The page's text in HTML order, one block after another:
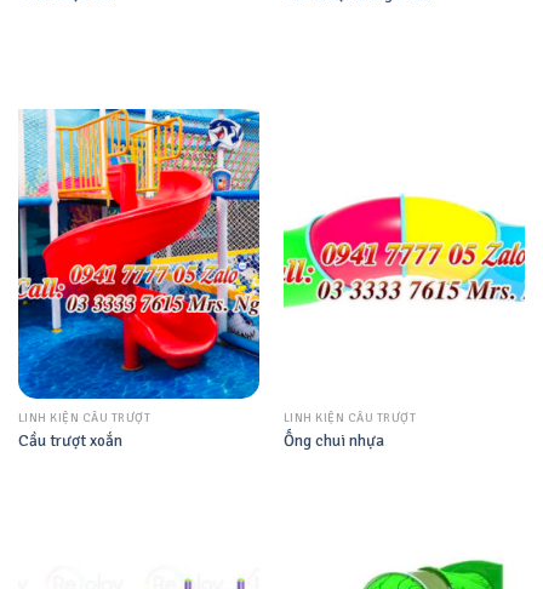
LINH KIỆN CẦU TRƯỢT
Cầu trượt xoắn
LINH KIỆN CẦU TRƯỢT
Ống chui nhựa